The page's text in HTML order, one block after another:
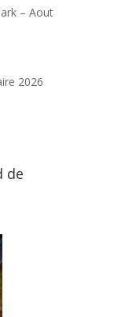
– Aout
2026
de